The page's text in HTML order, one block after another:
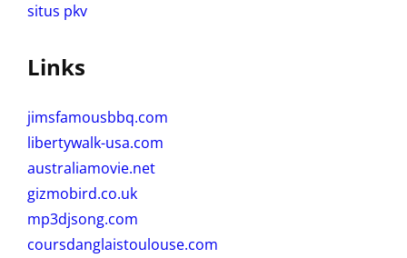
situs pkv
Links
jimsfamousbbq.com
libertywalk-usa.com
australiamovie.net
gizmobird.co.uk
mp3djsong.com
coursdanglaistoulouse.com